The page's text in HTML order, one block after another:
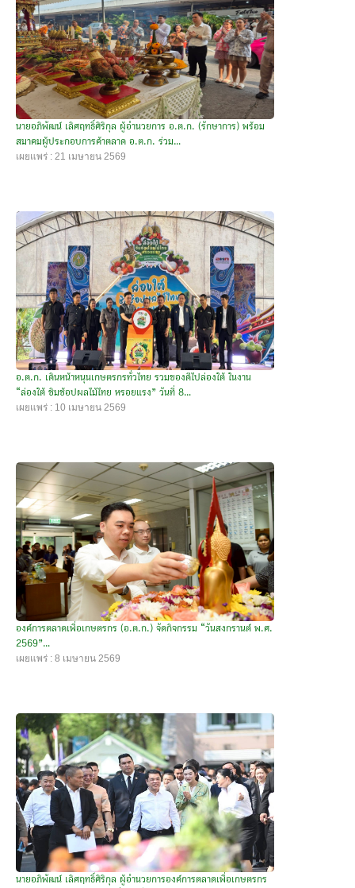
นายอภิพัฒน์ เลิศฤทธิ์ศิริกุล ผู้อำนวยการ อ.ต.ก. (รักษาการ) พร้อม
สมาคมผู้ประกอบการค้าตลาด อ.ต.ก. ร่วม...
เผยแพร่ : 21 เมษายน 2569
อ.ต.ก. เดินหน้าหนุนเกษตรกรทั่วไทย รวมของดีไปล่องใต้ ในงาน
“ล่องใต้ ชิมช้อปผลไม้ไทย หรอยแรง” วันที่ 8...
เผยแพร่ : 10 เมษายน 2569
องค์การตลาดเพื่อเกษตรกร (อ.ต.ก.) จัดกิจกรรม “วันสงกรานต์ พ.ศ.
2569”...
เผยแพร่ : 8 เมษายน 2569
นายอภิพัฒน์ เลิศฤทธิ์ศิริกุล ผู้อำนวยการองค์การตลาดเพื่อเกษตรกร